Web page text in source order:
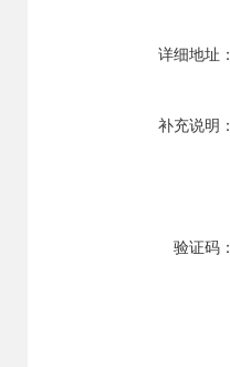
详细地址：
补充说明：
验证码：